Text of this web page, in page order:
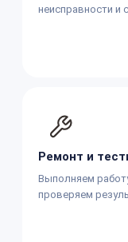
неисправности и
Ремонт и
Выполняем
проверяем